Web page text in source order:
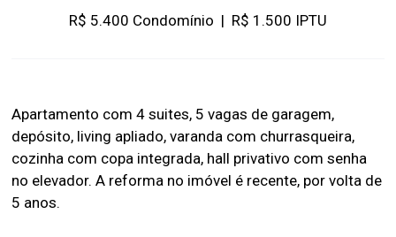
R$ 5.400 Condomínio | R$ 1.500 IPTU
Apartamento com 4 suites, 5 vagas de garagem,
depósito, living apliado, varanda com churrasqueira,
cozinha com copa integrada, hall privativo com senha
no elevador. A reforma no imóvel é recente, por volta de
5 anos.